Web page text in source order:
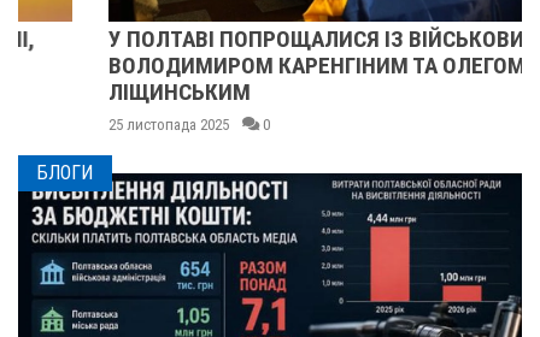
У ПОЛТАВІ ПОПРОЩАЛИСЯ ІЗ ВІЙСЬКОВИМИ
ВОЛОДИМИРОМ КАРЕНГІНИМ ТА ОЛЕГОМ
ЛІЩИНСЬКИМ
25 листопада 2025 0
БЛОГИ